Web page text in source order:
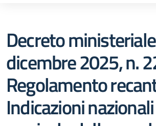
Decreto
dicembre 2025, n.
Regolamento
Indicazioni